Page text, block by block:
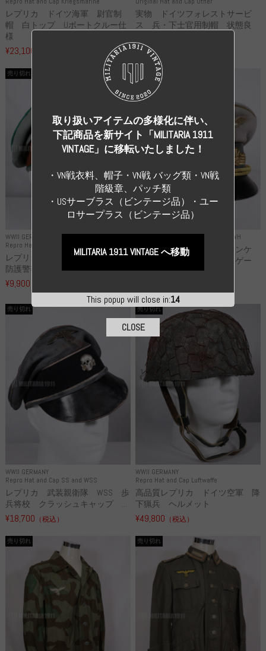
レプリカ ドイツ海軍 尉官制
帽 白トップ Uボートクルー仕
様
¥23,100
実物 ドイツフォレストサービ
ス 兵・下士官用制帽 状態良
¥99,000
WWII GERMANY
Repro Hat and Cap Police and other
売り切れ
レプリカ ドイツ秩序警察 都市
防護警察 クラッシュキャップ...
¥9,900
WWII GERMANY Repro Uniforms WH
売り切れ
レプリカ ミヒャエル・ヤンケ
製 国家元帥 ヘルマン・ゲー
リ...
WWII GERMANY
Repro Hat and Cap SS and WSS
売り切れ
レプリカ 武装親衛隊 WSS 歩
兵将校 クラッシュキャップ ...
¥18,700 （税込）
WWII GERMANY
Repro Hat and Cap Luftwaffe
売り切れ
高品質レプリカ ドイツ空軍 降
下猟兵 ヘルメット
¥49,800 （税込）
売り切れ 売り切れ
This popup will close in:13
取り扱いアイテムの多様化に伴い、
下記商品を新サイト「MILITARIA 1911
VINTAGE」に移転いたしました！
・VN戦衣料、帽子・VN戦 バッグ類・VN戦
階級章、パッチ類
・USサーブラス（ビンテージ品）・ユー
ロサープラス（ビンテージ品）
MILITARIA 1911 VINTAGE へ移動
CLOSE